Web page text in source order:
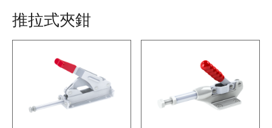
推拉式夾鉗